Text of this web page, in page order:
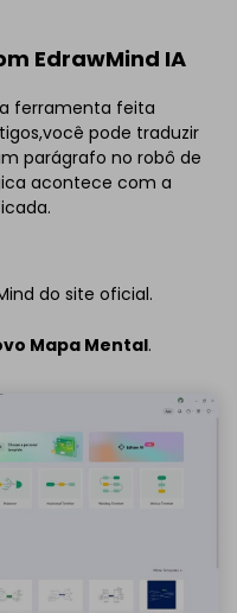
EdrawMind IA
ferramenta feita
pode traduzir
parágrafo no robô de
acontece com a
do site oficial.
Mapa Mental.